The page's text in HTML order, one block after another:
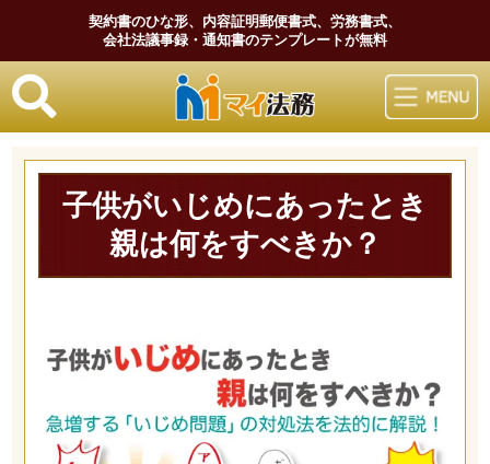
契約書のひな形、内容証明郵便書式、労務書式、
会社法議事録・通知書のテンプレートが無料
マイ法務
子供がいじめにあったとき
親は何をすべきか？